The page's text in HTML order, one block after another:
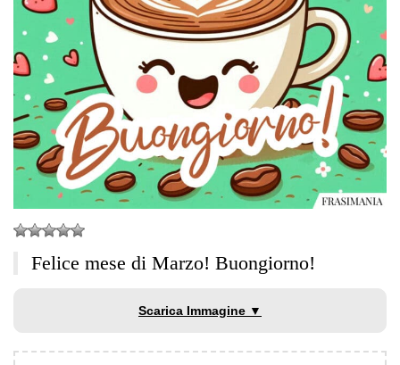
Felice mese di Marzo! Buongiorno!
Scarica Immagine ▼